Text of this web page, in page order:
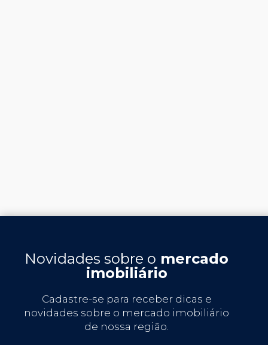
Novidades sobre o mercado
imobiliário
Cadastre-se para receber dicas e
novidades sobre o mercado imobiliário
de nossa região.